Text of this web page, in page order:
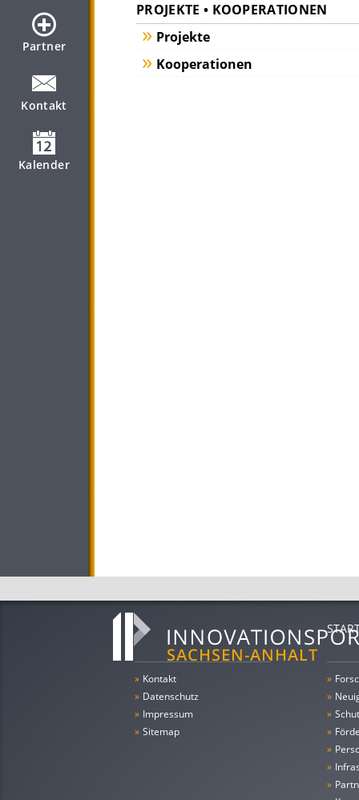
Partner
Kontakt
Kalender
PROJEKTE • KOOPERATIONEN
Projekte
Kooperationen
» Kontakt
» Datenschutz
» Impressum
» Sitemap
»
»
»
»
»
»
»